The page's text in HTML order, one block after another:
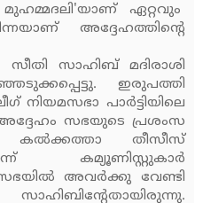
മുഹമ്മദലി'യാണ് ഏറ്റവും
അദ്ദേഹത്തിന്റെ
സീതി സാഹിബ് മദിരാശി
ഇരുപത്തി
നിയമസഭാ പാര്‍ട്ടിയിലെ
സഭയുടെ പ്രശംസ
കല്‍ക്കത്താ തീസീസ്
കമ്യൂണിസ്റ്റുകാര്‍
അവര്‍ക്കു വേണ്ടി